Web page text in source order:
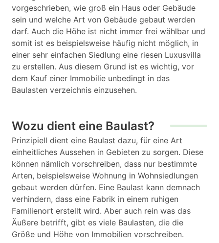
vorgeschrieben, wie groß ein Haus oder Gebäude
sein und welche Art von Gebäude gebaut werden
darf. Auch die Höhe ist nicht immer frei wählbar und
somit ist es beispielsweise häufig nicht möglich, in
einer sehr einfachen Siedlung eine riesen Luxusvilla
zu erstellen. Aus diesem Grund ist es wichtig, vor
dem Kauf einer Immobilie unbedingt in das
Baulasten verzeichnis einzusehen.
Wozu dient eine Baulast?
Prinzipiell dient eine Baulast dazu, für eine Art
einheitliches Aussehen in Gebieten zu sorgen. Diese
können nämlich vorschreiben, dass nur bestimmte
Arten, beispielsweise Wohnung in Wohnsiedlungen
gebaut werden dürfen. Eine Baulast kann demnach
verhindern, dass eine Fabrik in einem ruhigen
Familienort erstellt wird. Aber auch rein was das
Äußere betrifft, gibt es viele Baulasten, die die
Größe und Höhe von Immobilien vorschreiben.